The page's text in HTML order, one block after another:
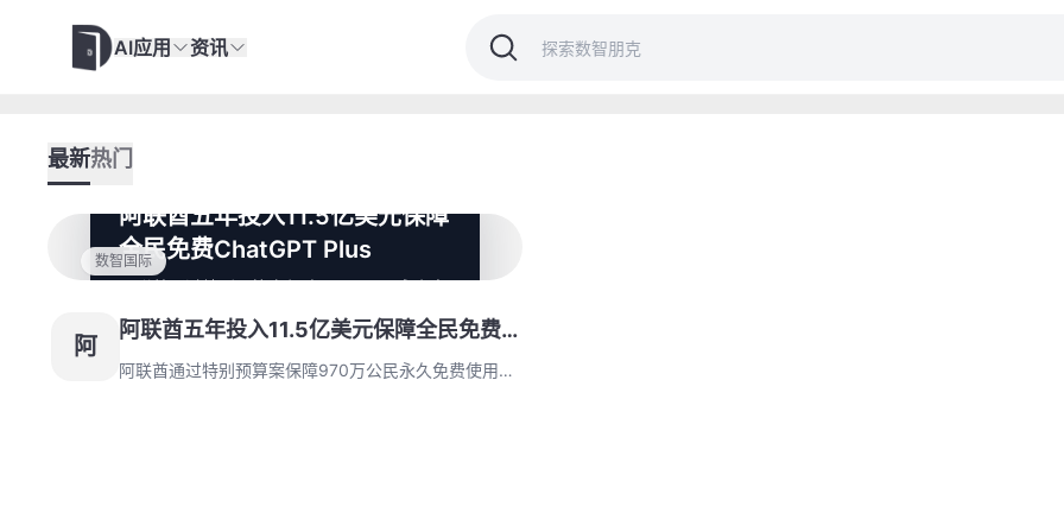
AI应用 资讯
最新热门
数智国际
阿联酋五年投入11.5亿美元保障
全民免费ChatGPT Plus
阿联酋通过特别预算案保障970万公民永久免
查、技术适配、全场景应用的AI服务体系。
OpenAI与甲骨文联合部署10万GPU集群，使
GPT-4o模型在中东响应速度达0.7秒。
阿
阿联酋五年投入11.5亿美元保障全民免费
ChatGPT Plus
阿联酋通过特别预算案保障970万公民永久免费使用